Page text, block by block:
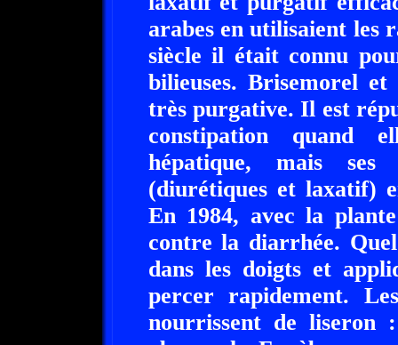
arabes en utilisaient les
siècle il était connu
bilieuses. Brisemorel
très purgative. Il est
constipation quand
hépatique, mais ses
(diurétiques et laxatif)
En 1984, avec la
contre la diarrhée.
dans les doigts et
percer rapidement.
nourrissent de